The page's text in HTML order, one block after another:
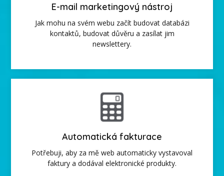
E-mail marketingový nástroj
Jak mohu na svém webu začít budovat databázi
kontaktů, budovat důvěru a zasílat jim
newslettery.
Automatická fakturace
Potřebuji, aby za mě web automaticky vystavoval
faktury a dodával elektronické produkty.